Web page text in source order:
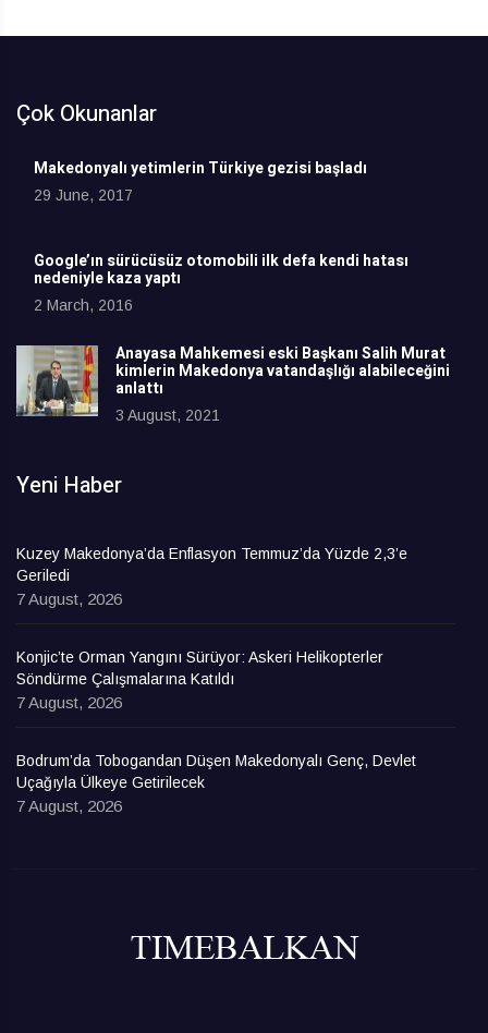
Çok Okunanlar
Makedonyalı yetimlerin Türkiye gezisi başladı
29 June, 2017
Google’ın sürücüsüz otomobili ilk defa kendi hatası
nedeniyle kaza yaptı
2 March, 2016
Anayasa Mahkemesi eski Başkanı Salih Murat
kimlerin Makedonya vatandaşlığı alabileceğini
anlattı
3 August, 2021
Yeni Haber
Kuzey Makedonya’da Enflasyon Temmuz’da Yüzde 2,3’e
Geriledi
7 August, 2026
Konjic’te Orman Yangını Sürüyor: Askeri Helikopterler
Söndürme Çalışmalarına Katıldı
7 August, 2026
Bodrum’da Tobogandan Düşen Makedonyalı Genç, Devlet
Uçağıyla Ülkeye Getirilecek
7 August, 2026